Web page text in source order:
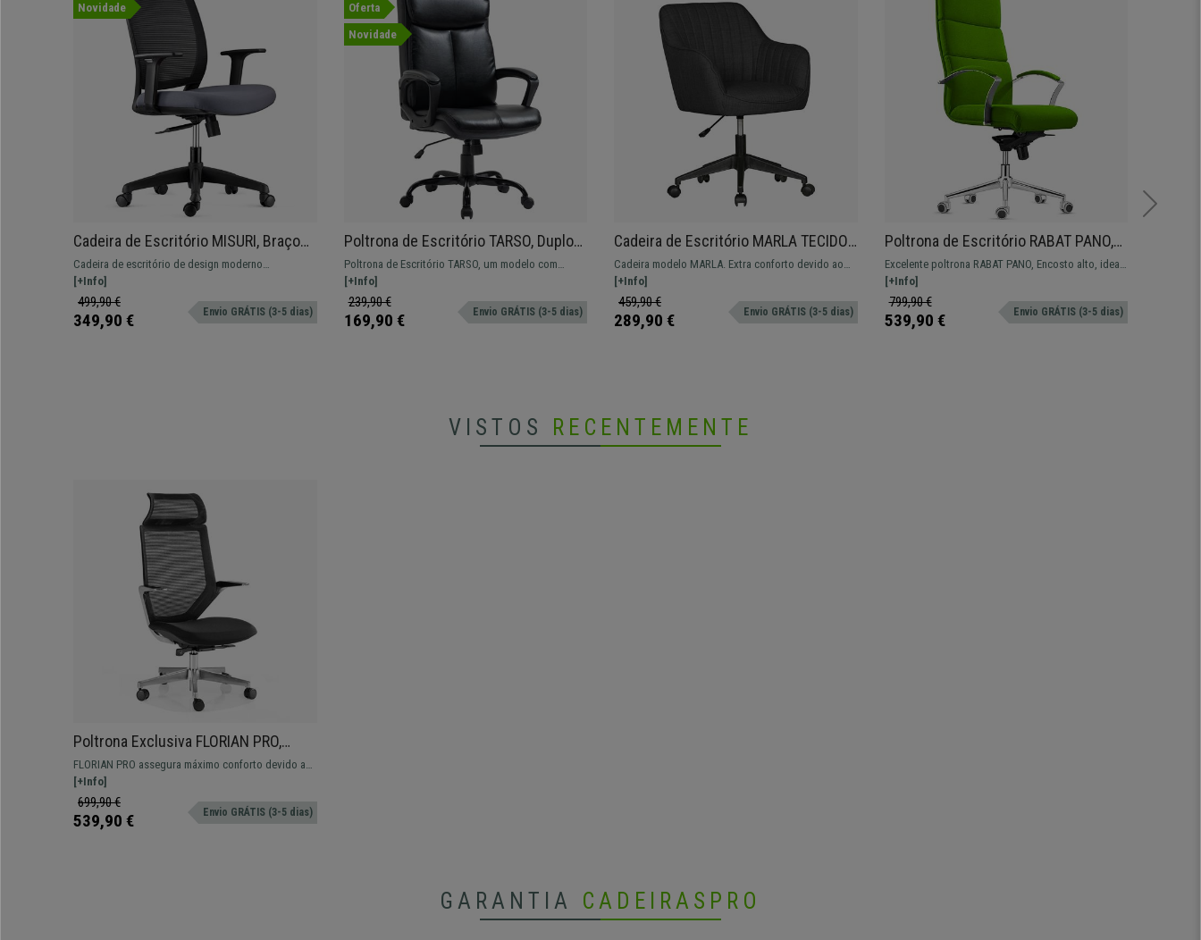
Novidade
Cadeira de Escritório MISURI, Braços
Ajustáveis, em Malha Respirável, Cor
Preto / Cinzento
Cadeira de escritório de design moderno
confortável, forrado em malha respirável disponível
em várias cores.
[+Info]
499,90 €
349,90 € Envio GRÁTIS (3-5 dias)
Oferta
Novidade
Poltrona de Escritório TARSO, Duplo
colchoado, Fabrico em Pele, Cor
Preto
Poltrona de Escritório TARSO, um modelo com
acolchoado duplo e encosto alto com apoia
cabeças integrado.
[+Info]
239,90 €
169,90 € Envio GRÁTIS (3-5 dias)
Cadeira de Escritório MARLA TECIDO,
Bom Acolchoado, Estrutura
Resistente, Cor Preto
Cadeira modelo MARLA. Extra conforto devido ao
seu acolchoado. Modelo ideal para espaços
pequenos.
[+Info]
459,90 €
289,90 € Envio GRÁTIS (3-5 dias)
Poltrona de Escritório RABAT PANO,
Encosto Alto, Mecanismo de Balanço,
Em Verde
Excelente poltrona RABAT PANO, Encosto alto, ideal
para escritório com avançadas funcionalidades.
[+Info]
799,90 €
539,90 € Envio GRÁTIS (3-5 dias)
VISTOS RECENTEMENTE
Poltrona Exclusiva FLORIAN PRO,
Braços em Alumínio, Máxima
Ergonomia, Apoia Cabeças, Cor Preto
FLORIAN PRO assegura máximo conforto devido ao
seu fabrico de qualidade. Disponível com e sem
apoia cabeças, 100% ergonómica.
[+Info]
699,90 €
539,90 € Envio GRÁTIS (3-5 dias)
GARANTIA CADEIRASPRO